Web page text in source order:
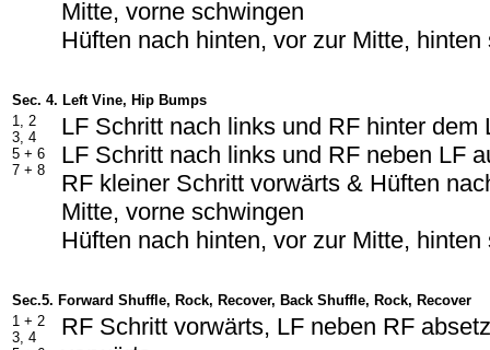
Mitte, vorne schwingen
Hüften nach hinten, vor zur Mitte,
Sec. 4. Left Vine, Hip Bumps
1, 2
3, 4
5 + 6
7 + 8
LF Schritt nach links und RF hinter
LF Schritt nach links und RF neben LF
RF kleiner Schritt vorwärts & Hüften
Mitte, vorne schwingen
Hüften nach hinten, vor zur Mitte,
Sec.5. Forward Shuffle, Rock, Recover, Back Shuffle, Rock, Recover
1 + 2
3, 4
RF Schritt vorwärts, LF neben RF